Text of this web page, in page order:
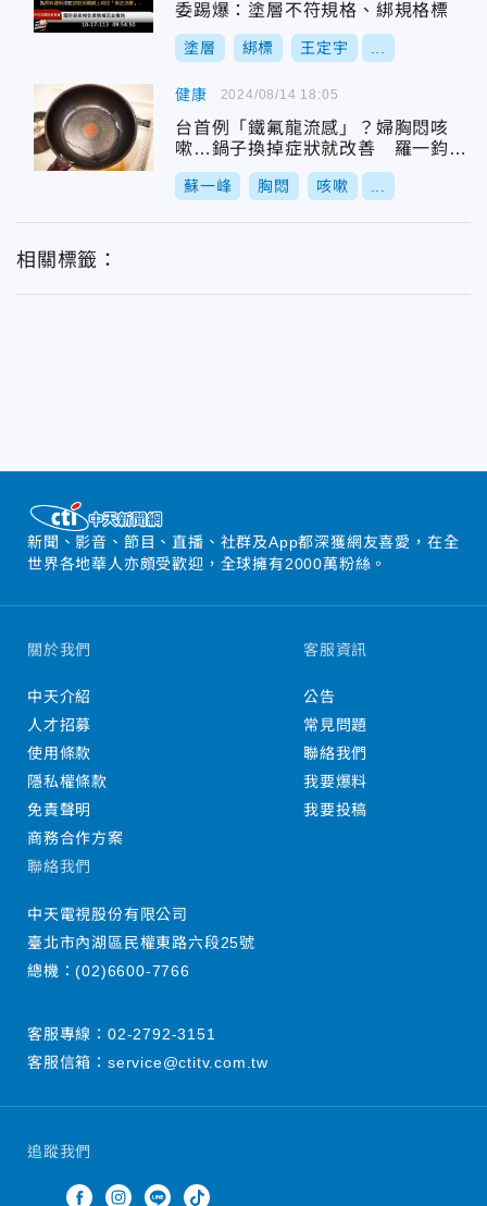
委踢爆：塗層不符規格、綁規格標
塗層 綁標 王定宇
健康
台首例「鐵氟龍流感」？婦胸悶咳
嗽…鍋子換掉症狀就改善 羅一鈞：
不會人傳人
蘇一峰 胸悶 咳嗽
2024/08/14 18:05
相關標籤：
新聞、影音、節目、直播、社群及App都深獲網友喜愛，在全
世界各地華人亦頗受歡迎，全球擁有2000萬粉絲。
追蹤我們
關於我們
中天介紹
人才招募
使用條款
隱私權條款
免責聲明
商務合作方案
客服資訊
公告
常見問題
聯絡我們
我要爆料
我要投稿
聯絡我們
中天電視股份有限公司
臺北市內湖區民權東路六段25號
總機：(02)6600-7766
客服專線： 02-2792-3151
客服信箱： service@ctitv.com.tw